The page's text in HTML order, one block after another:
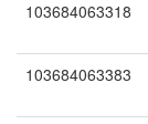
103684063318
103684063383